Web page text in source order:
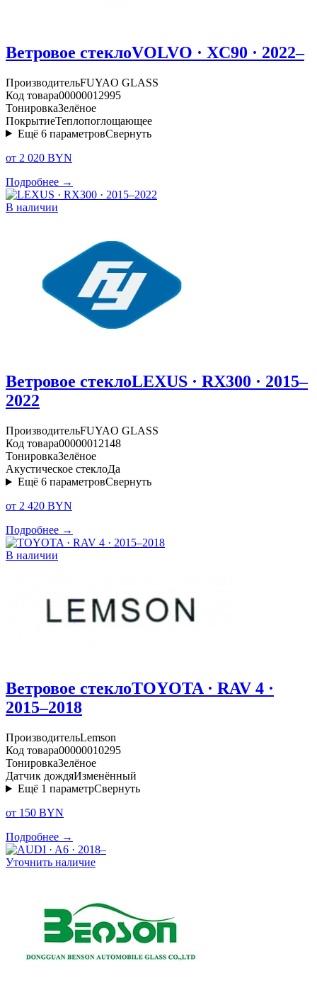
Ветровое стеклоVOLVO · XC90 · 2022–
ПроизводительFUYAO GLASS
Код товара00000012995
ТонировкаЗелёное
ПокрытиеТеплопоглощающее
Ещё 6 параметровСвернуть
от 2 020 BYN
Подробнее →
В наличии
Ветровое стеклоLEXUS · RX300 · 2015–
2022
ПроизводительFUYAO GLASS
Код товара00000012148
ТонировкаЗелёное
Акустическое стеклоДа
Ещё 6 параметровСвернуть
от 2 420 BYN
Подробнее →
В наличии
Ветровое стеклоTOYOTA · RAV 4 ·
2015–2018
ПроизводительLemson
Код товара00000010295
ТонировкаЗелёное
Датчик дождяИзменённый
Ещё 1 параметрСвернуть
от 150 BYN
Подробнее →
Уточнить наличие